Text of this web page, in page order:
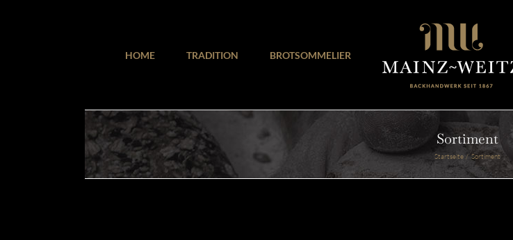
HOME TRADITION BROTSOMMELIER
Sortiment
Startseite Sortiment